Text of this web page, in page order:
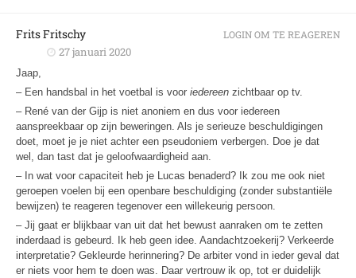
Frits Fritschy
27 januari 2020
Jaap,
– Een handsbal in het voetbal is voor iedereen zichtbaar op tv.
– René van der Gijp is niet anoniem en dus voor iedereen
aanspreekbaar op zijn beweringen. Als je serieuze beschuldigingen
doet, moet je je niet achter een pseudoniem verbergen. Doe je dat
wel, dan tast dat je geloofwaardigheid aan.
– In wat voor capaciteit heb je Lucas benaderd? Ik zou me ook niet
geroepen voelen bij een openbare beschuldiging (zonder substantiële
bewijzen) te reageren tegenover een willekeurig persoon.
– Jij gaat er blijkbaar van uit dat het bewust aanraken om te zetten
inderdaad is gebeurd. Ik heb geen idee. Aandachtzoekerij? Verkeerde
interpretatie? Gekleurde herinnering? De arbiter vond in ieder geval dat
er niets voor hem te doen was. Daar vertrouw ik op, tot er duidelijk
LOGIN OM TE REAGEREN